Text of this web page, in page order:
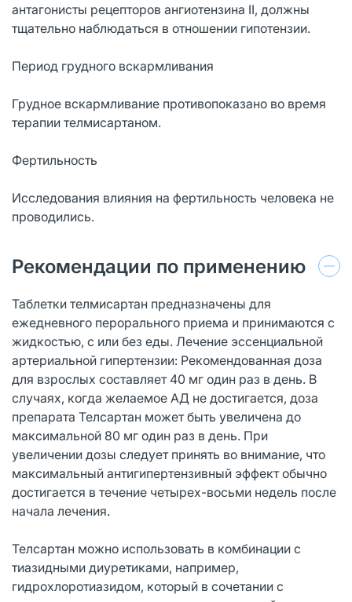
антагонисты рецепторов ангиотензина II, должны
тщательно наблюдаться в отношении гипотензии.
Период грудного вскармливания
Грудное вскармливание противопоказано во время
терапии телмисартаном.
Фертильность
Исследования влияния на фертильность человека не
проводились.
Рекомендации по применению
Таблетки телмисартан предназначены для
ежедневного перорального приема и принимаются с
жидкостью, с или без еды. Лечение эссенциальной
артериальной гипертензии: Рекомендованная доза
для взрослых составляет 40 мг один раз в день. В
случаях, когда желаемое АД не достигается, доза
препарата Телсартан может быть увеличена до
максимальной 80 мг один раз в день. При
увеличении дозы следует принять во внимание, что
максимальный антигипертензивный эффект обычно
достигается в течение четырех-восьми недель после
начала лечения.
Телсартан можно использовать в комбинации с
тиазидными диуретиками, например,
гидрохлоротиазидом, который в сочетании с